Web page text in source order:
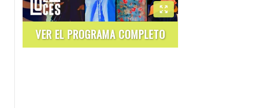
VER EL PROGRAMA COMPLETO